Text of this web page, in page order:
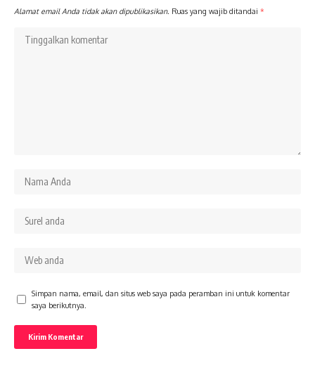
Alamat email Anda tidak akan dipublikasikan. Ruas yang wajib ditandai *
Simpan nama, email, dan situs web saya pada peramban ini untuk komentar
saya berikutnya.